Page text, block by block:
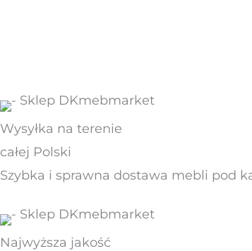
Wysyłka na terenie
całej Polski
Szybka i sprawna dostawa mebli pod
Najwyższa jakość